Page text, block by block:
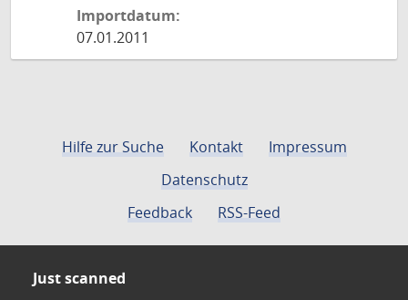
Importdatum:
07.01.2011
Hilfe zur Suche Kontakt
Impressum
Datenschutz
Feedback
RSS-Feed
Just scanned